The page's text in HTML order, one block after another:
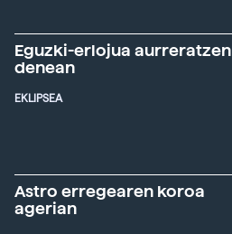
Eguzki-erlojua aurreratzen
denean
EKLIPSEA
Astro erregearen koroa
agerian